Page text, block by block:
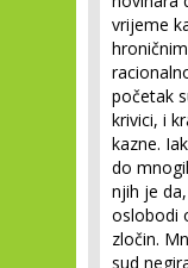
vrijeme
početak
krivici, i
kazne.
do
njih je
oslobodi
zločin.
sud